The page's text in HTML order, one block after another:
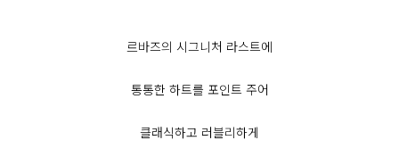
르바즈의 시그니처 라스트에
통통한 하트를 포인트 주어
클래식하고 러블리하게